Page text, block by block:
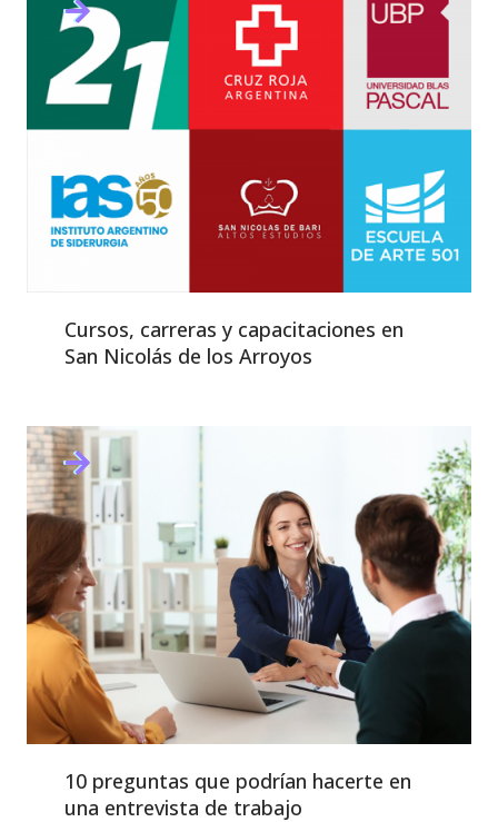
Cursos, carreras y capacitaciones en
San Nicolás de los Arroyos
10 preguntas que podrían hacerte en
una entrevista de trabajo